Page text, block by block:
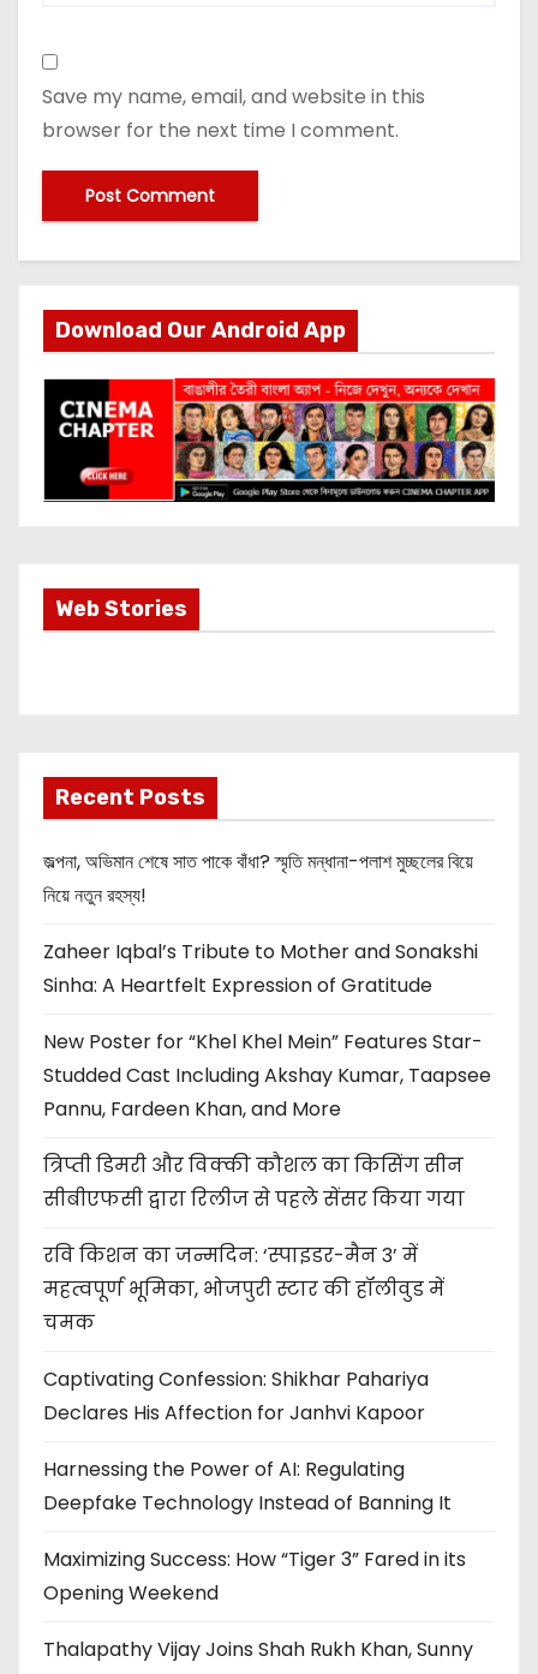
Save my name, email, and website in this
browser for the next time I comment.
Download Our Android App
Web StoriesMost Important
Info about
Recent Posts
জল্পনা, অভিমান শেষে সাত পাকে বাঁধা? স্মৃতি মন্ধানা-পলাশ মুচ্ছলের বিয়ে
নিয়ে নতুন রহস্য!
Zaheer Iqbal’s Tribute to Mother and Sonakshi
Sinha: A Heartfelt Expression of Gratitude
New Poster for “Khel Khel Mein” Features Star-
Studded Cast Including Akshay Kumar, Taapsee
Pannu, Fardeen Khan, and More
त्रिप्ती डिमरी और विक्की कौशल का किसिंग सीन
सीबीएफसी द्वारा रिलीज से पहले सेंसर किया गया
रवि किशन का जन्मदिन: ‘स्पाइडर-मैन 3’ में
महत्वपूर्ण भूमिका, भोजपुरी स्टार की हॉलीवुड में
चमक
Captivating Confession: Shikhar Pahariya
Declares His Affection for Janhvi Kapoor
Harnessing the Power of AI: Regulating
Deepfake Technology Instead of Banning It
Maximizing Success: How “Tiger 3” Fared in its
Opening Weekend
Thalapathy Vijay Joins Shah Rukh Khan, Sunny